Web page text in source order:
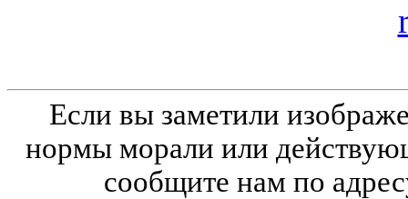
Если вы заметили
нормы морали или
сообщите нам по